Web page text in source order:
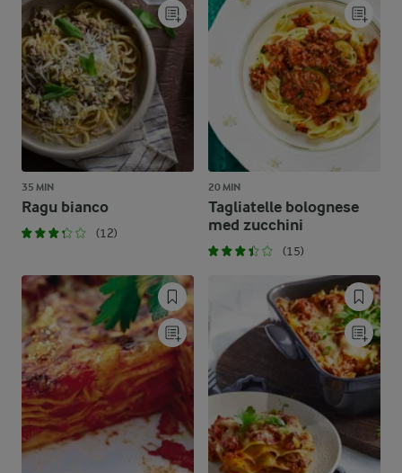
35 MIN
Ragu bianco
(12)
20 MIN
Tagliatelle bolognese
med zucchini
(15)